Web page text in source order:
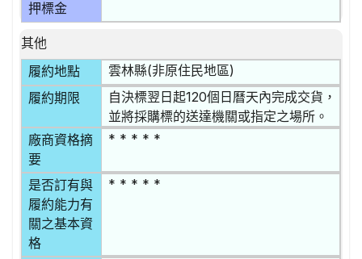
押標金
其他
履約地點
雲林縣(非原住民地區)
履約期限
自決標翌日起120個日曆天內完成交貨，
並將採購標的送達機關或指定之場所。
廠商資格摘
要
* * * * *
是否訂有與
履約能力有
關之基本資
格
* * * * *